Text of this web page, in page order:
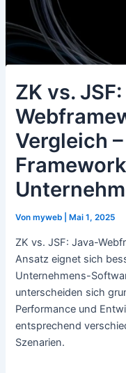
ZK vs.
Vergleich
Vonmyweb Mai 1, 2025
ZK vs. JSF: Java-
Ansatz eignet sich
Unternehmens-
unterscheiden sich
Performance und
entsprechend
Szenarien.